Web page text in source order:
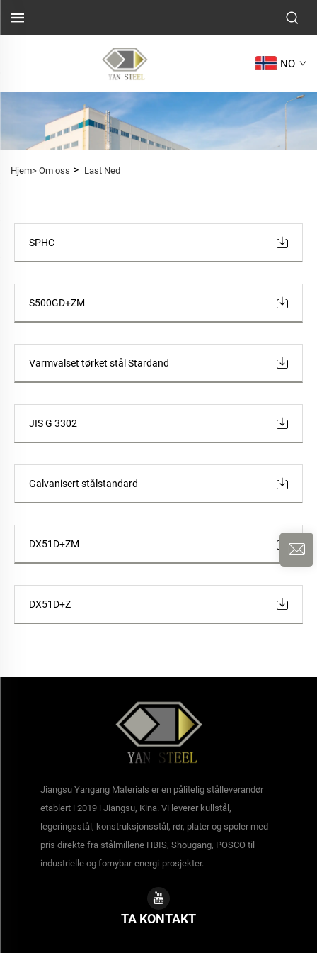
NO
Hjem> Om oss > Last Ned
SPHC
S500GD+ZM
Varmvalset tørket stål Stardand
JIS G 3302
Galvanisert stålstandard
DX51D+ZM
DX51D+Z
Jiangsu Yangang Materials er en pålitelig stålleverandør
etablert i 2019 i Jiangsu, Kina. Vi leverer kullstål,
legeringsstål, konstruksjonsstål, rør, plater og spoler med
pris direkte fra stålmillene HBIS, Shougang, POSCO til
industrielle og fornybar-energi-prosjekter.
TA KONTAKT